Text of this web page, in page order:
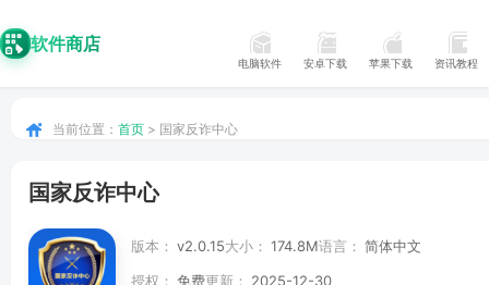
软件商店
电脑软件 安卓下载 苹果下载 资讯教程
当前位置： 首页 > 国家反诈中心
国家反诈中心
版本： v2.0.15大小： 174.8M语言： 简体中文
授权： 免费更新：
2025-12-30